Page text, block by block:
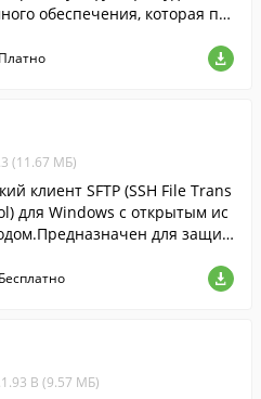
обеспечения, которая по
остатков....
Платно
(11.67 МБ)
клиент SFTP (SSH File Trans
для Windows с открытым ис
для защи
и серверами....
Бесплатно
B (9.57 МБ)